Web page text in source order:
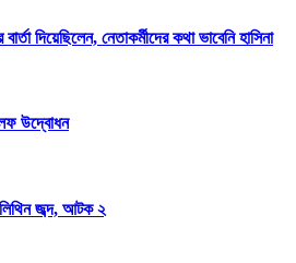
দিয়েছিলেন, নেতাকর্মীদের কথা ভাবেনি হাসিনা
উদ্বোধন
জব্দ, আটক ২